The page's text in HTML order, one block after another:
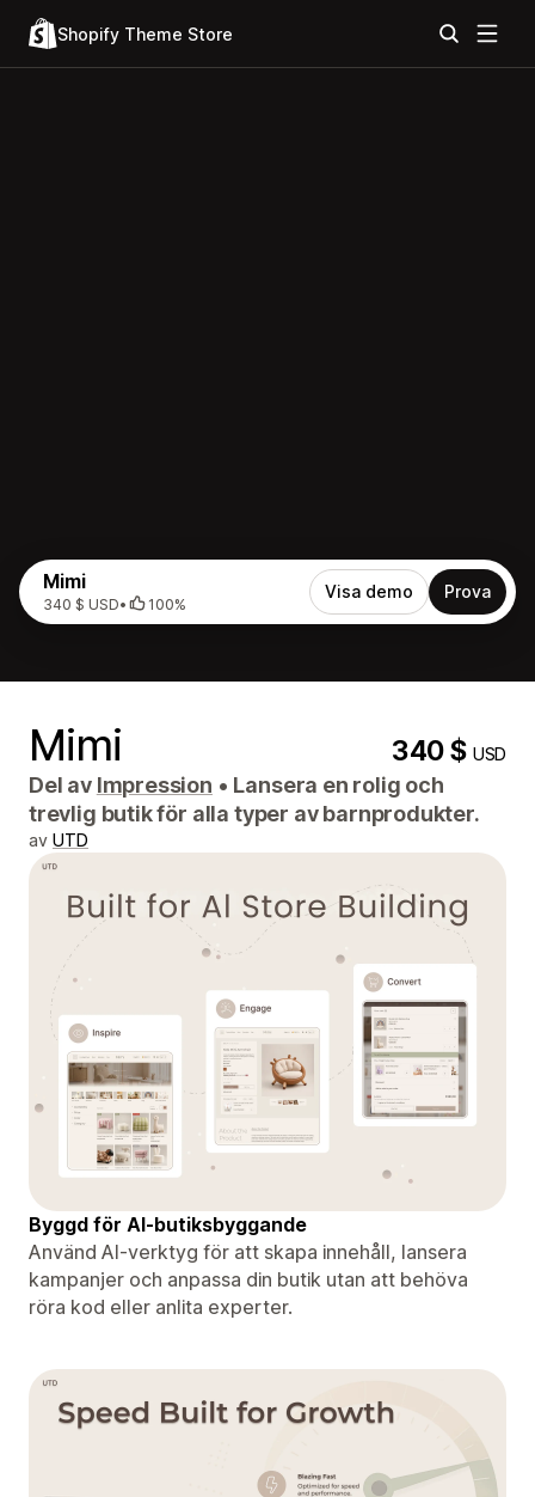
Shopify Theme Store
Mimi
340 $ USD• 100%
Visa demo Prova
Mimi 340 $USD
Del av Impression • Lansera en rolig och
trevlig butik för alla typer av barnprodukter.
av UTD
Byggd för AI-butiksbyggande
Använd AI-verktyg för att skapa innehåll, lansera
kampanjer och anpassa din butik utan att behöva
röra kod eller anlita experter.